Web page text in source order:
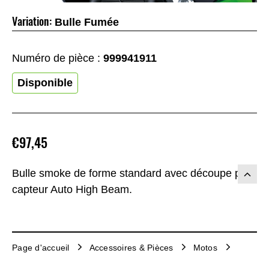
Bulle smoke de forme standard avec découpe pour
capteur Auto High Beam.
€97,45
Variation: Bulle Fumée
Numéro de pièce : 999941911
Disponible
Page d'accueil Accessoires & Pièces
Motos